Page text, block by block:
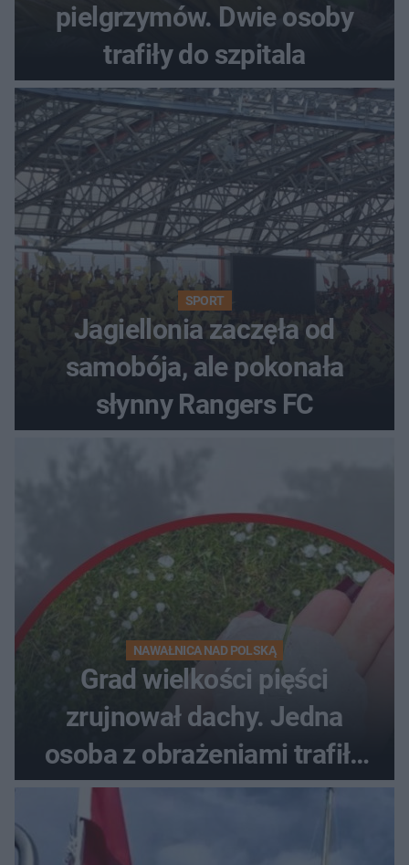
pielgrzymów. Dwie osoby
trafiły do szpitala
SPORT
Jagiellonia zaczęła od
samobója, ale pokonała
słynny Rangers FC
NAWAŁNICA NAD POLSKĄ
Grad wielkości pięści
zrujnował dachy. Jedna
osoba z obrażeniami trafiła
do szpitala